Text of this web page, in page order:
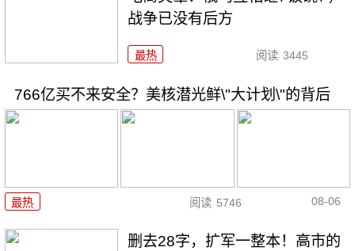
战争已没有后方
最热 阅读 3445
766亿买不来安全？美核潜光鲜\"大计划\"的背后
最热 阅读 5746 08-06
删去28字，扩军一整本！高市的